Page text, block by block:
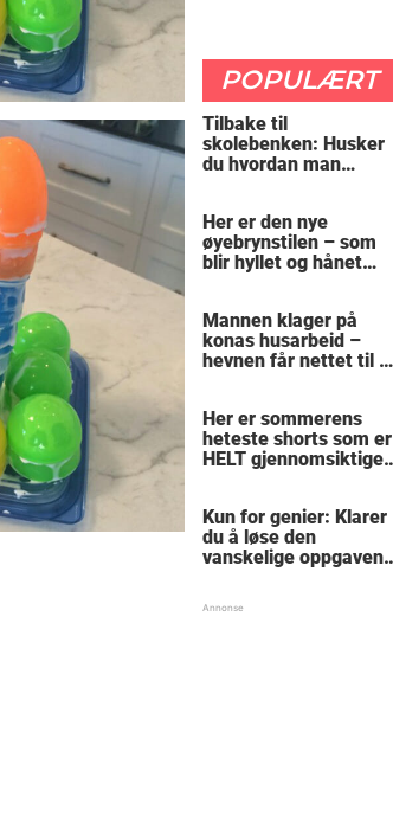
POPULÆRT
Tilbake til
skolebenken: Husker
du hvordan man
Her er den nye
øyebrynstilen – som
blir hyllet og hånet
Mannen klager på
konas husarbeid –
hevnen får nettet til å
Her er sommerens
heteste shorts som er
HELT gjennomsiktige
Kun for genier: Klarer
du å løse den
vanskelige oppgaven